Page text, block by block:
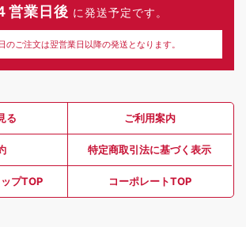
営業日後 に発送予定です。
のご注文は翌営業日以降の発送となります。
る ご利用案内
特定商取引法に基づく表示
プTOP コーポレートTOP